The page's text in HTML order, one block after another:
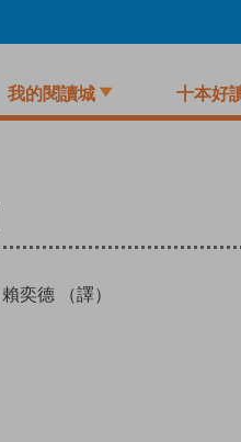
我的閱讀城 十本好
賴奕德 （譯）